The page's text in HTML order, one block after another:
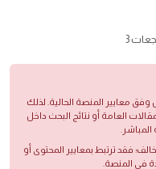
معايير المنصة الحالية. لذلك
العامة أو نتائج البحث داخل
فقد ترتبط بمعايير المحتوى أو
في المنصة.